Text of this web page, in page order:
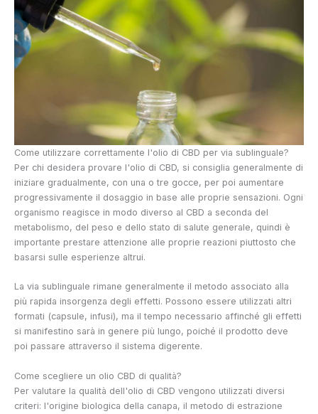
Come utilizzare correttamente l'olio di CBD per via sublinguale?
Per chi desidera provare l'olio di CBD, si consiglia generalmente di
iniziare gradualmente, con una o tre gocce, per poi aumentare
progressivamente il dosaggio in base alle proprie sensazioni. Ogni
organismo reagisce in modo diverso al CBD a seconda del
metabolismo, del peso e dello stato di salute generale, quindi è
importante prestare attenzione alle proprie reazioni piuttosto che
basarsi sulle esperienze altrui.
La via sublinguale rimane generalmente il metodo associato alla
più rapida insorgenza degli effetti. Possono essere utilizzati altri
formati (capsule, infusi), ma il tempo necessario affinché gli effetti
si manifestino sarà in genere più lungo, poiché il prodotto deve
poi passare attraverso il sistema digerente.
Come scegliere un olio CBD di qualità?
Per valutare la qualità dell'olio di CBD vengono utilizzati diversi
criteri: l'origine biologica della canapa, il metodo di estrazione